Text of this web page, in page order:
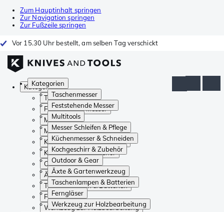
Zum Hauptinhalt springen
Zur Navigation springen
Zur Fußzeile springen
Vor 15.30 Uhr bestellt, am selben Tag verschickt
Kategorien
Taschenmesser
Feststehende Messer
Multitools
Messer Schleifen & Pflege
Küchenmesser & Schneiden
Kochgeschirr & Zubehör
Outdoor & Gear
Äxte & Gartenwerkzeug
Taschenlampen & Batterien
Ferngläser
Werkzeug zur Holzbearbeitung
Kategorien
Taschenmesser
Feststehende Messer
Multitools
Messer Schleifen & Pflege
Küchenmesser & Schneiden
Kochgeschirr & Zubehör
Outdoor & Gear
Äxte & Gartenwerkzeug
Taschenlampen & Batterien
Ferngläser
Werkzeug zur Holzbearbeitung